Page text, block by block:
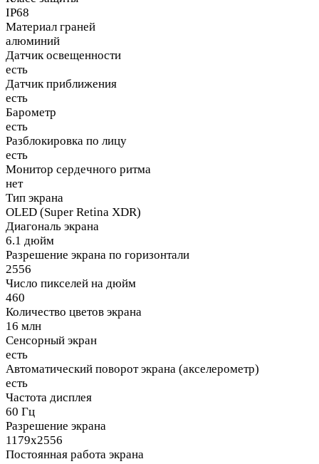
IP68
Материал граней
алюминий
Датчик освещенности
есть
Датчик приближения
есть
Барометр
есть
Разблокировка по лицу
есть
Монитор сердечного ритма
нет
Тип экрана
OLED (Super Retina XDR)
Диагональ экрана
6.1 дюйм
Разрешение экрана по горизонтали
2556
Число пикселей на дюйм
460
Количество цветов экрана
16 млн
Сенсорный экран
есть
Автоматический поворот экрана (акселерометр)
есть
Частота дисплея
60 Гц
Разрешение экрана
1179x2556
Постоянная работа экрана